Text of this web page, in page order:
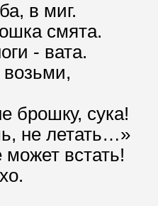
в миг.
смята.
- вата.
брошку, сука!
не летать…»
встать!